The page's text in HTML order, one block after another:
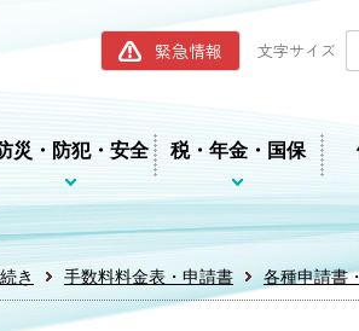
筑西市ホームページ
緊急情報 文字サイズ
災・防犯・安全 税・年金・国保
き 手数料料金表・申請書 各種申請書